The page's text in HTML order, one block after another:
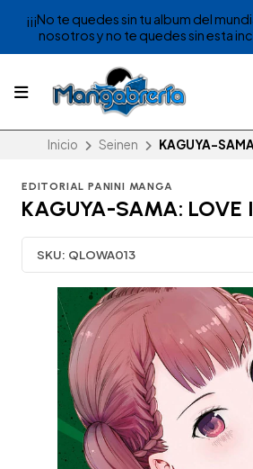
¡¡¡No te quedes sin tu album del
nosotros y no te quedes sin esta
Inicio Seinen KAGUYA-
EDITORIAL PANINI MANGA
KAGUYA-SAMA: LOVE
SKU: QLOWA013